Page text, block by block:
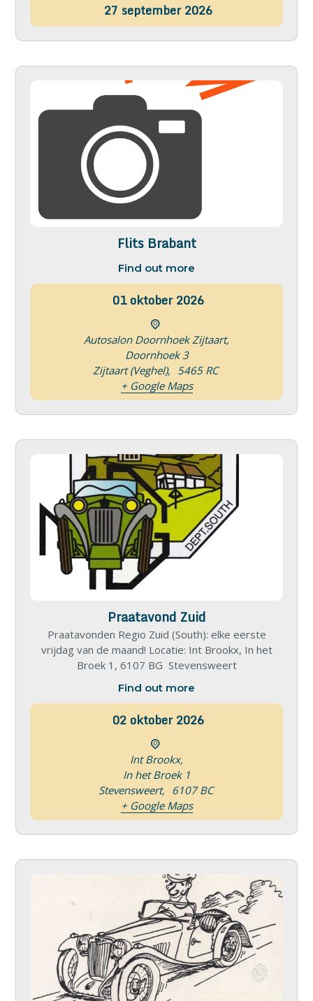
27 september 2026
Flits Brabant
Find out more
01 oktober 2026
Autosalon Doornhoek Zijtaart,
Doornhoek 3
Zijtaart (Veghel), 5465 RC
+ Google Maps
Praatavond Zuid
Praatavonden Regio Zuid (South): elke eerste
vrijdag van de maand! Locatie: Int Brookx, In het
Broek 1, 6107 BG Stevensweert
Find out more
02 oktober 2026
Int Brookx,
In het Broek 1
Stevensweert, 6107 BC
+ Google Maps